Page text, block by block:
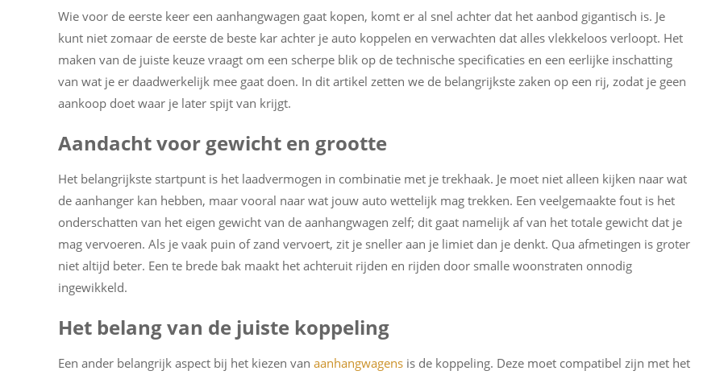
Wie voor de eerste keer een aanhangwagen gaat kopen, komt er al snel achter dat het aanbod gigantisch is. Je
kunt niet zomaar de eerste de beste kar achter je auto koppelen en verwachten dat alles vlekkeloos verloopt. Het
maken van de juiste keuze vraagt om een scherpe blik op de technische specificaties en een eerlijke inschatting
van wat je er daadwerkelijk mee gaat doen. In dit artikel zetten we de belangrijkste zaken op een rij, zodat je geen
aankoop doet waar je later spijt van krijgt.
Aandacht voor gewicht en grootte
Het belangrijkste startpunt is het laadvermogen in combinatie met je trekhaak. Je moet niet alleen kijken naar wat
de aanhanger kan hebben, maar vooral naar wat jouw auto wettelijk mag trekken. Een veelgemaakte fout is het
onderschatten van het eigen gewicht van de aanhangwagen zelf; dit gaat namelijk af van het totale gewicht dat je
mag vervoeren. Als je vaak puin of zand vervoert, zit je sneller aan je limiet dan je denkt. Qua afmetingen is groter
niet altijd beter. Een te brede bak maakt het achteruit rijden en rijden door smalle woonstraten onnodig
ingewikkeld.
Het belang van de juiste koppeling
Een ander belangrijk aspect bij het kiezen van aanhangwagens is de koppeling. Deze moet compatibel zijn met het